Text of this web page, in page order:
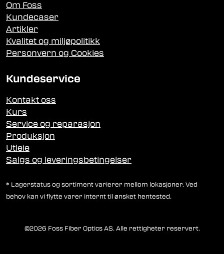
Om Foss
Kundecaser
Artikler
Kvalitet og miljøpolitikk
Personvern og Cookies
Kundeservice
Kontakt oss
Kurs
Service og reparasjon
Produksjon
Utleie
Salgs og leveringsbetingelser
* Lagerstatus og sortiment varierer mellom lokasjoner. Ved
behov kan vi flytte varer internt til ønsket hentested.
©2026 Foss Fiber Optics AS. Alle rettigheter reservert.